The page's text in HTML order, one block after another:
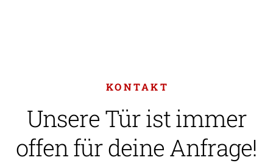
KONTAKT
Unsere Tür ist immer
offen für deine Anfrage!